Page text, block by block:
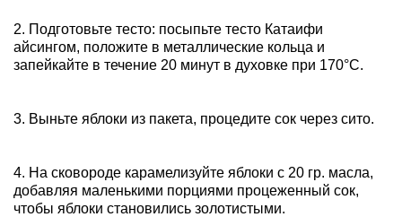
2. Подготовьте тесто: посыпьте тесто Катаифи
айсингом, положите в металлические кольца и
запейкайте в течение 20 минут в духовке при 170°С.
3. Выньте яблоки из пакета, процедите сок через сито.
4. На сковороде карамелизуйте яблоки с 20 гр. масла,
добавляя маленькими порциями процеженный сок,
чтобы яблоки становились золотистыми.